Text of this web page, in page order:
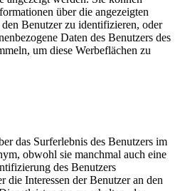
über die angezeigten
Benutzer zu identifizieren, oder
Daten des Benutzers des
um diese Werbeflächen zu
das Surferlebnis des Benutzers im
obwohl sie manchmal auch eine
des Benutzers
die Interessen der Benutzer an den